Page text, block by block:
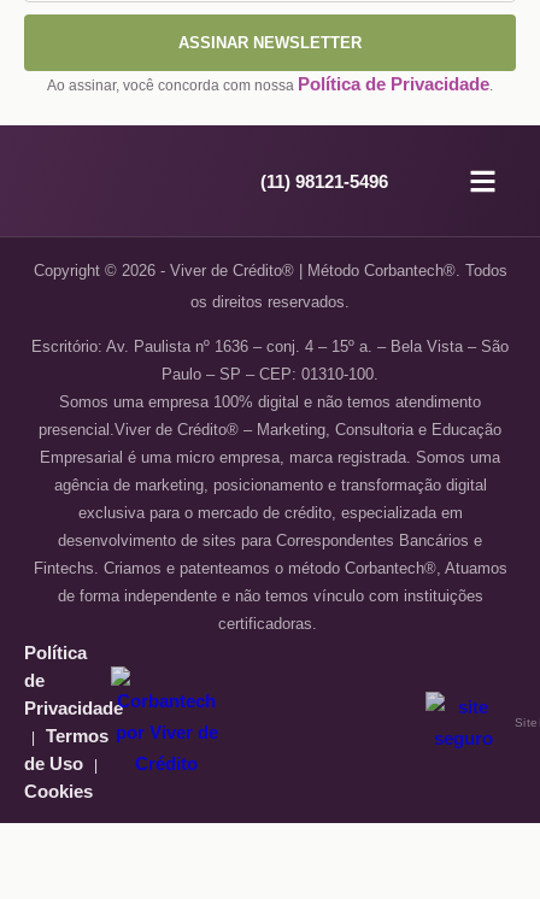
ASSINAR NEWSLETTER
Ao assinar, você concorda com nossa Política de Privacidade
(11) 98121-5496
Copyright © 2026 - Viver de Crédito® | Método Corbantech®. Todos
os direitos reservados.
Política
de
Privacidade
| Termos
de Uso |
Cookies
Escritório: Av. Paulista nº 1636 – conj. 4 – 15º a. – Bela Vista – São
Paulo – SP – CEP: 01310-100.
Somos uma empresa 100% digital e não temos atendimento
presencial.Viver de Crédito® – Marketing, Consultoria e Educação
Empresarial é uma micro empresa, marca registrada. Somos uma
agência de marketing, posicionamento e transformação digital
exclusiva para o mercado de crédito, especializada em
desenvolvimento de sites para Correspondentes Bancários e
Fintechs. Criamos e patenteamos o método Corbantech®, Atuamos
de forma independente e não temos vínculo com instituições
certificadoras.